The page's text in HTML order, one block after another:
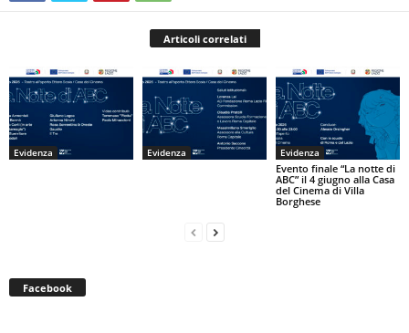
Articoli correlati
Evidenza Evidenza Evidenza
Evento finale “La notte di
ABC” il 4 giugno alla Casa
del Cinema di Villa
Borghese
Facebook